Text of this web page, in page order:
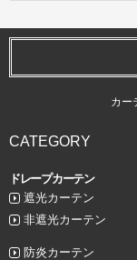
カー
CATEGORY
ドレープカーテン
遮光カーテン
非遮光カーテン
防炎カーテン